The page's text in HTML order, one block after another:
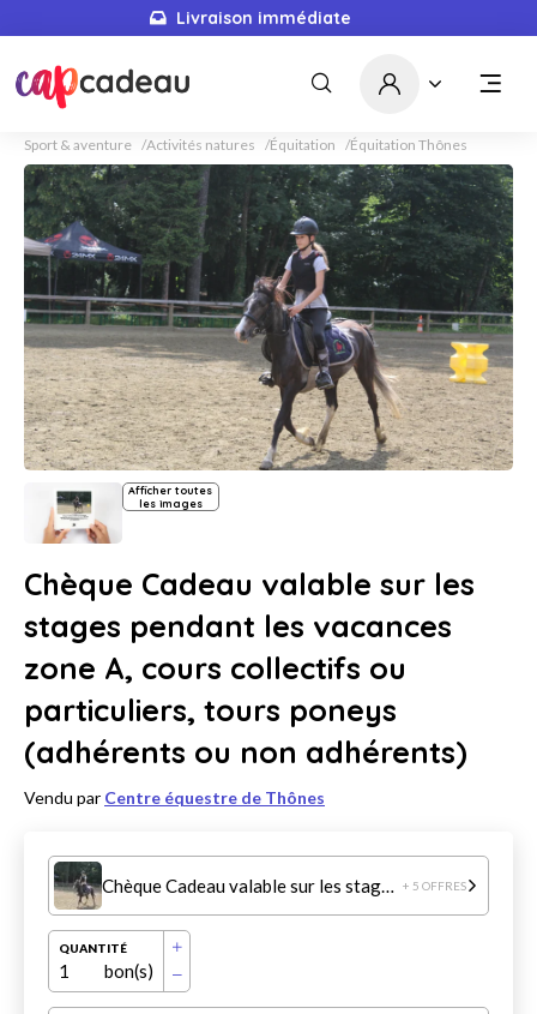
Livraison immédiate
Sport & aventure Activités natures Équitation Équitation Thônes
Afficher toutes
les images
Chèque Cadeau valable sur les
stages pendant les vacances
zone A, cours collectifs ou
particuliers, tours poneys
(adhérents ou non adhérents)
Vendu par Centre équestre de Thônes
Chèque Cadeau valable sur les stages pendant les vacances zone A, cours collectifs ou particuliers, tours poneys (adhérents ou non adhérents) + 5 OFFRES
QUANTITÉ
1 bon(s)